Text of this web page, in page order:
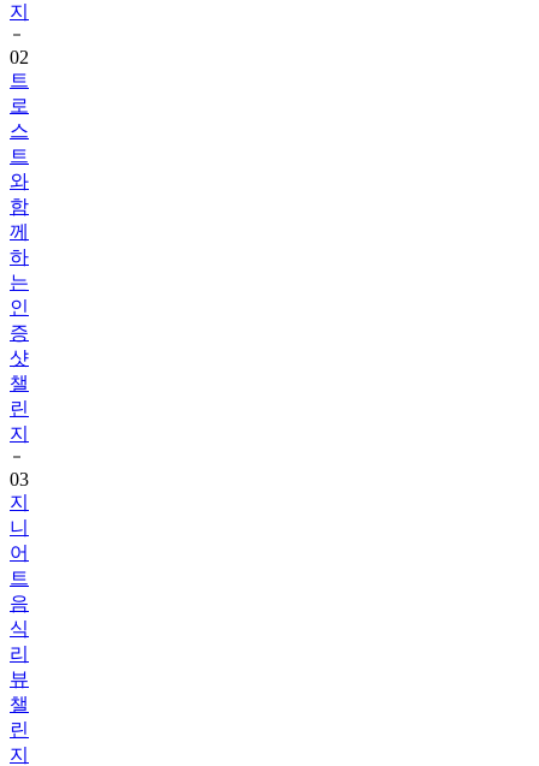
지
02
트
로
스
트
와
함
께
하
는
인
증
샷
챌
린
지
03
지
니
어
트
음
식
리
뷰
챌
린
지